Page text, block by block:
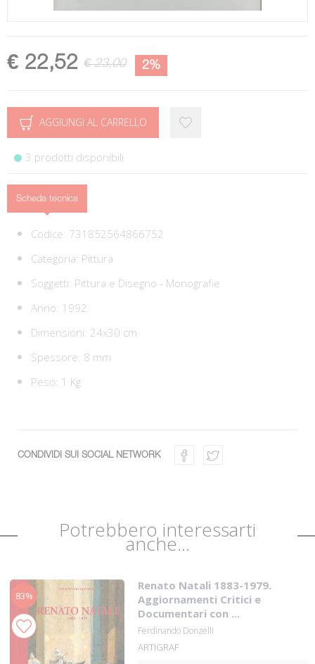
€ 22,52 € 23,00 2%
AGGIUNGI AL CARRELLO
3 prodotti disponibili
Scheda tecnica
Codice: 731852564866752
Categoria: Pittura
Soggetti: Pittura e Disegno - Monografie
Anno: 1992
Dimensioni: 24x30 cm
Spessore: 8 mm
Peso: 1 Kg
CONDIVIDI SUI SOCIAL NETWORK
Potrebbero interessarti
anche...
83%
Renato Natali 1883-1979.
Aggiornamenti Critici e
Documentari con ...
Ferdinando Donzelli
ARTIGRAF